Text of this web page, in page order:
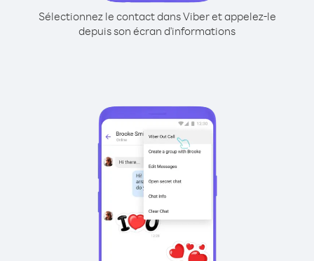
Sélectionnez le contact dans Viber et appelez-le
depuis son écran d'informations